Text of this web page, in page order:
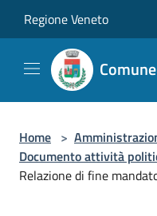
Regione Veneto
Home >
Documento attività
Relazione di fine